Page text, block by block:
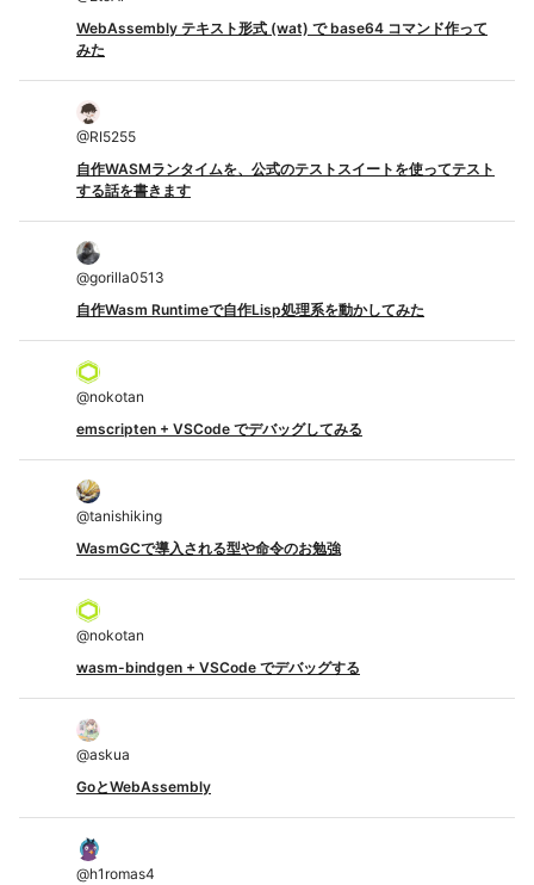
WebAssembly テキスト形式 (wat) で base64 コマンド作って
みた
@RI5255
自作WASMランタイムを、公式のテストスイートを使ってテスト
する話を書きます
@gorilla0513
自作Wasm Runtimeで自作Lisp処理系を動かしてみた
@nokotan
emscripten + VSCode でデバッグしてみる
@tanishiking
WasmGCで導入される型や命令のお勉強
@nokotan
wasm-bindgen + VSCode でデバッグする
@askua
GoとWebAssembly
@h1romas4